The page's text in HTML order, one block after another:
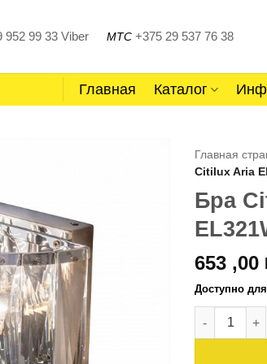
952 99 33 Viber МТС +375 29 537 76 38
Главная Каталог
Главная
Citilux Aria
Бра
653 ,00
Доступно